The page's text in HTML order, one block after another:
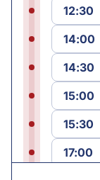
12:30
14:00
14:30
15:00
15:30
17:00